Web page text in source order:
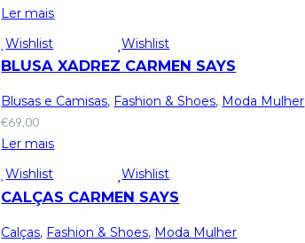
Ler mais
Wishlist
Wishlist
BLUSA XADREZ CARMEN SAYS
Blusas e Camisas, Fashion & Shoes, Moda Mulher
€69,00
Ler mais
Wishlist
Wishlist
CALÇAS CARMEN SAYS
Calças, Fashion & Shoes, Moda Mulher